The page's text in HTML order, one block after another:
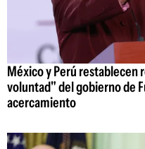
México y Perú restablecen
voluntad" del gobierno de
acercamiento